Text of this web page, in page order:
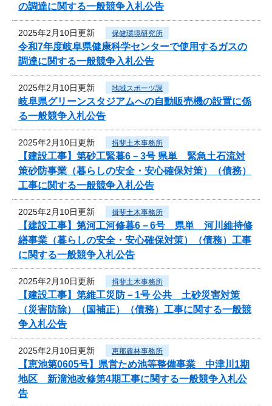
の調達に関する一般競争入札公告
2025年2月10日更新 保健環境研究所
令和7年度岐阜県健康科学センターで使用するガスの
調達に関する一般競争入札公告
2025年2月10日更新 地域スポーツ課
岐阜県グリーンスタジアムへの自動販売機の設置に係
る一般競争入札公告
2025年2月10日更新 揖斐土木事務所
【建設工事】第砂工緊暮6－3号 県単 緊急土石流対
策砂防事業（暮らしの安全・安心確保対策）（債務）
工事に関する一般競争入札公告
2025年2月10日更新 揖斐土木事務所
【建設工事】第河工河修暮6－6号 県単 河川維持修
繕事業（暮らしの安全・安心確保対策）（債務）工事
に関する一般競争入札公告
2025年2月10日更新 揖斐土木事務所
【建設工事】第維工災防－1号 公共 土砂災害対策
（災害防除）（国補正）（債務）工事に関する一般競
争入札公告
2025年2月10日更新 恵那農林事務所
【恵池第0605号】県営ため池等整備事業 中津川1期
地区 新溜池改修第4期工事に関する一般競争入札公
告